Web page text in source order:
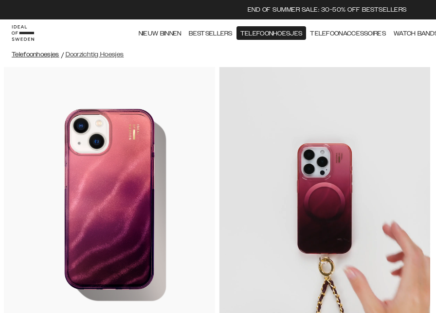
END OF SUMMER SALE: 30-50% OFF BESTSELLERS
NIEUW BINNEN BESTSELLERS TELEFOONHOESJES TELEFOONACCESSOIRES WATCH
Telefoonhoesjes / Doorzichtig Hoesjes